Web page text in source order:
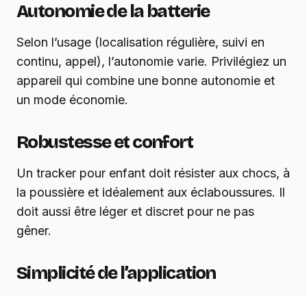
Autonomie de la batterie
Selon l’usage (localisation régulière, suivi en
continu, appel), l’autonomie varie. Privilégiez un
appareil qui combine une bonne autonomie et
un mode économie.
Robustesse et confort
Un tracker pour enfant doit résister aux chocs, à
la poussière et idéalement aux éclaboussures. Il
doit aussi être léger et discret pour ne pas
gêner.
Simplicité de l’application